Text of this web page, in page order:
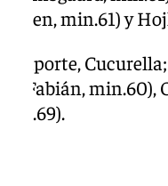
min.61) y
Laporte,
(Fabián,